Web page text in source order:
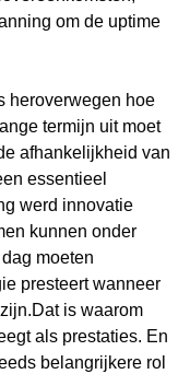
om de uptime
heroverwegen hoe
termijn uit moet
afhankelijkheid van
essentieel
werd innovatie
kunnen onder
moeten
presteert wanneer
is waarom
als prestaties. En
belangrijkere rol